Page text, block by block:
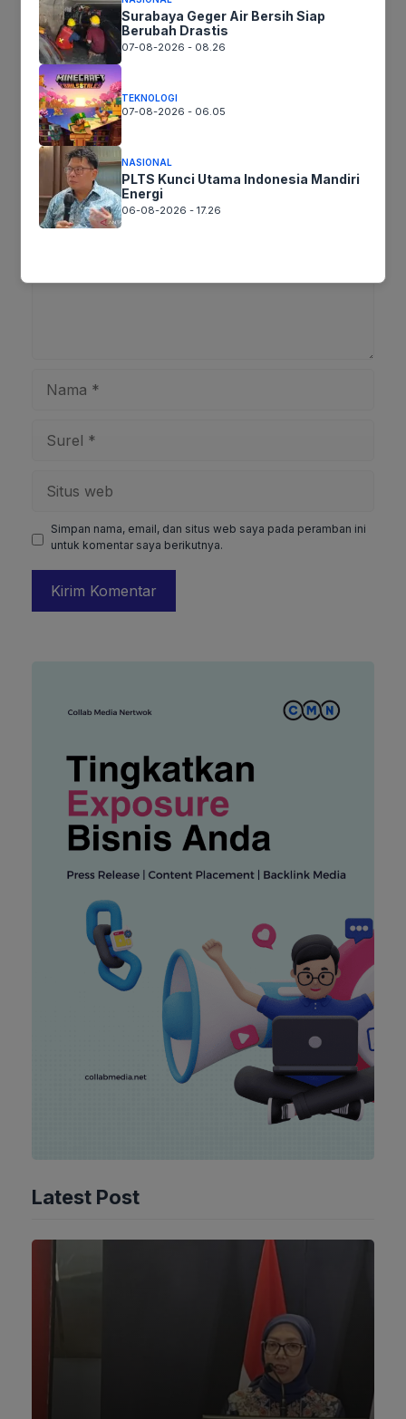
Ikuti kami :
Tinggalkan komentar
Komentar
Simpan nama, email, dan situs web saya pada peramban ini
untuk komentar saya berikutnya.
Latest Post
Surabaya Geger Air Bersih Siap
Berubah Drastis
07-08-2026 - 08.26
TEKNOLOGI
07-08-2026 - 06.05
NASIONAL
PLTS Kunci Utama Indonesia Mandiri
Energi
06-08-2026 - 17.26